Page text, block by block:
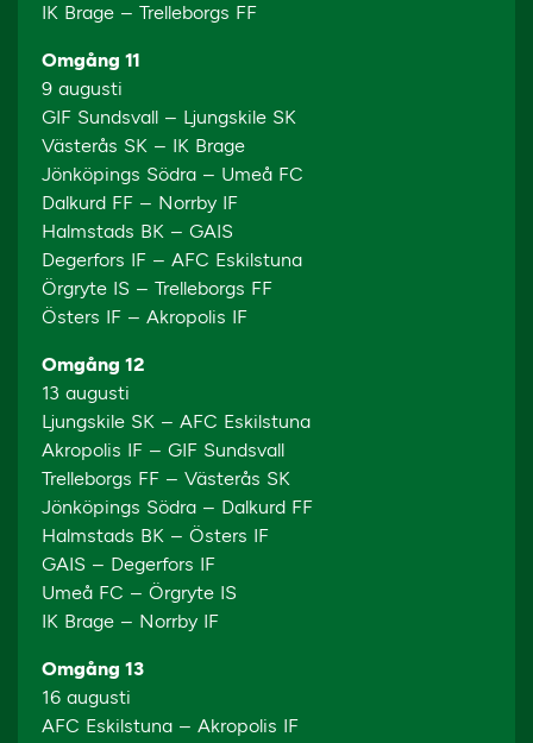
IK Brage – Trelleborgs FF
Omgång 11
9 augusti
GIF Sundsvall – Ljungskile SK
Västerås SK – IK Brage
Jönköpings Södra – Umeå FC
Dalkurd FF – Norrby IF
Halmstads BK – GAIS
Degerfors IF – AFC Eskilstuna
Örgryte IS – Trelleborgs FF
Östers IF – Akropolis IF
Omgång 12
13 augusti
Ljungskile SK – AFC Eskilstuna
Akropolis IF – GIF Sundsvall
Trelleborgs FF – Västerås SK
Jönköpings Södra – Dalkurd FF
Halmstads BK – Östers IF
GAIS – Degerfors IF
Umeå FC – Örgryte IS
IK Brage – Norrby IF
Omgång 13
16 augusti
AFC Eskilstuna – Akropolis IF